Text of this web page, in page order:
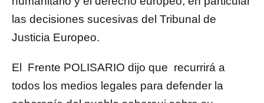
las decisiones sucesivas del Tribunal de
Justicia Europeo.
El Frente POLISARIO dijo que recurrirá a
todos los medios legales para defender la